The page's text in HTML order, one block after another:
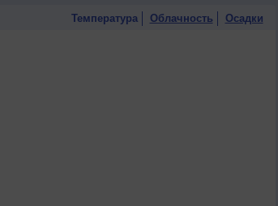
Температура Облачность Осадки